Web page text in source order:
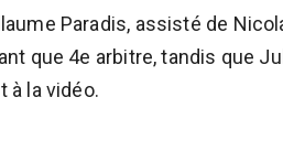
Paradis, assisté de
que 4e arbitre, tandis que
à la vidéo.